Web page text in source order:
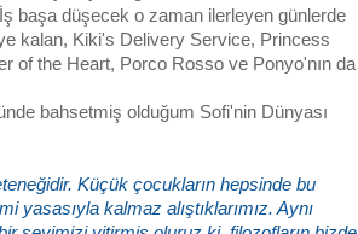
başa düşecek o zaman ilerleyen günlerde
kalan, Kiki's Delivery Service, Princess
of the Heart, Porco Rosso ve Ponyo'nın da
bahsetmiş olduğum Sofi'nin Dünyası
Küçük çocukların hepsinde bu
yasasıyla kalmaz alıştıklarımız. Aynı